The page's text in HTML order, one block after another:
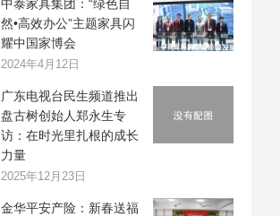
中泰家具集团：“绿色自
然•高效办公”主题家具闪
耀中国家博会
2024年4月12日
广东电视台民生频道推出
盘古树创始人郑永生专
访：在时光里扎根的成长
力量
2025年12月23日
金华平安产险：新春送福